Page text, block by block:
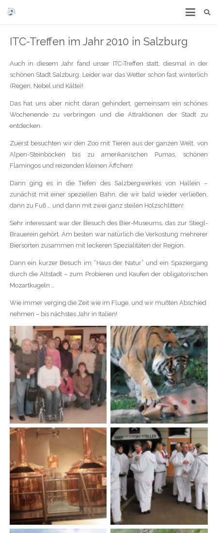
ITC-Treffen im Jahr 2010 in Salzburg
Auch in diesem Jahr fand unser ITC-Treffen statt, diesmal in der
schönen Stadt Salzburg. Leider war das Wetter schon fast winterlich
(Regen, Nebel und Kälte)!
Das hat uns aber nicht daran gehindert, gemeinsam ein schönes
Wochenende zu verbringen und die Attraktionen der Stadt zu
entdecken.
Zuerst besuchten wir den Zoo mit Tieren aus der ganzen Welt, von
Alpen-Steinböcken bis zu amerikanischen Pumas, schönen
Flamingos und reizenden kleinen Äffchen!
Dann ging es in die Tiefen des Salzbergwerkes von Hallein –
zunächst mit einer speziellen Bahn, die wir bald wieder verließen,
dann zu Fuß … und dann mit zwei ganz steilen Holzschlitten!
Sehr interessant war der Besuch des Bier-Museums, das zur Stiegl-
Brauerein gehört. Am besten war natürlich die Verkostung mehrerer
Biersorten zusammen mit leckeren Spezialitäten der Region.
Dann ein kurzer Besuch im “Haus der Natur” und ein Spaziergang
durch die Altstadt – zum Probieren und Kaufen der obligatorischen
Mozartkugeln …
Wie immer verging die Zeit wie im Fluge, und wir mußten Abschied
nehmen – bis nächstes Jahr in Italien!